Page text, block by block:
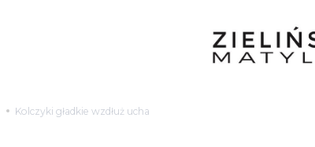
Kolczyki gładkie wzdłuż ucha